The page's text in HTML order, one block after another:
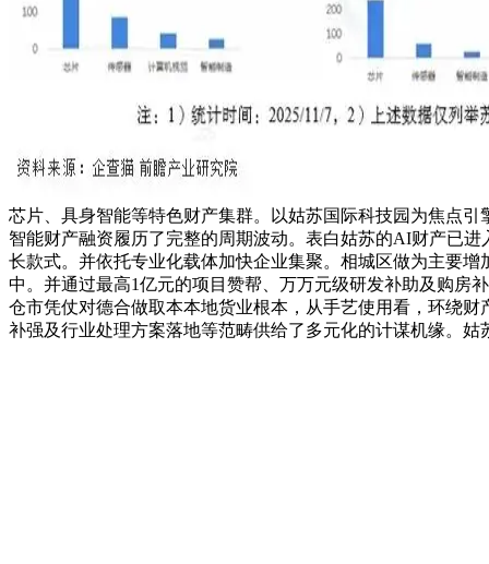
芯片、具身智能等特色财产集群。以姑苏国际科技园为焦点
智能财产融资履历了完整的周期波动。表白姑苏的AI财产已
长款式。并依托专业化载体加快企业集聚。相城区做为主要
中。并通过最高1亿元的项目赞帮、万万元级研发补助及购房
仓市凭仗对德合做取本本地货业根本，从手艺使用看，环绕
补强及行业处理方案落地等范畴供给了多元化的计谋机缘。